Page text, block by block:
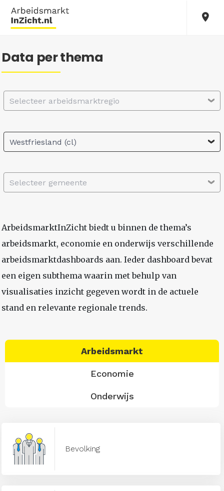
Data per thema
Selecteer arbeidsmarktregio
Westfriesland (cl)
Selecteer gemeente
ArbeidsmarktInZicht biedt u binnen de thema’s
arbeidsmarkt, economie en onderwijs verschillende
arbeidsmarktdashboards aan. Ieder dashboard bevat
een eigen subthema waarin met behulp van
visualisaties inzicht gegeven wordt in de actuele
stand en relevante regionale trends.
Arbeidsmarkt
Economie
Onderwijs
Bevolking